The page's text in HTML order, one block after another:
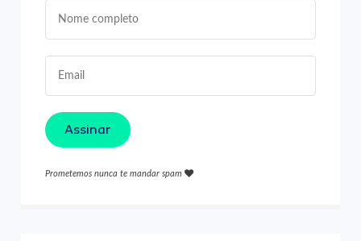
Assinar
Prometemos nunca te mandar spam